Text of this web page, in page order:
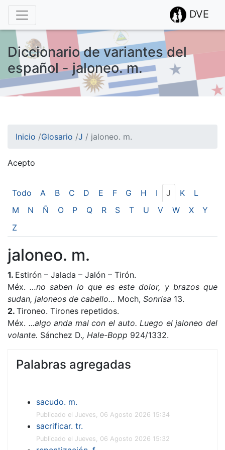
DVE
Diccionario de variantes del
español - jaloneo. m.
Inicio /Glosario /J / jaloneo. m.
Acepto
Esto nos ayuda a recolectar estadísticas de las visitas.
Todo A B C D E F G H I J K
L
M
N Ñ O P Q R S T U V W X
Y
Z
jaloneo. m.
1. Estirón – Jalada – Jalón – Tirón.
Méx.…no saben lo que es este dolor, y brazos que
sudan, jaloneos de cabello… Moch, Sonrisa 13.
2. Tironeo. Tirones repetidos.
Méx. ...algo anda mal con el auto. Luego el jaloneo del
volante. Sánchez D., Hale-Bopp 924/1332.
Palabras agregadas
sacudo. m.
Publicado el Jueves, 06 Agosto 2026 15:34
sacrificar. tr.
Publicado el Jueves, 06 Agosto 2026 15:32